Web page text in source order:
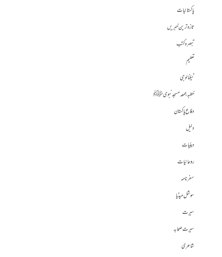
پاکستانیات
تازہ ترین خبریں
تبصرہ کتب
تعلیم
ٹیکنالوجی
خطبہ جمعہ مسجد نبوی ﷺ
دفاع پاکستان
دلیل
دینیات
روحانیات
سفرنامہ
سوشل میڈیا
سیرت
سیرت صحابہ
شاعری